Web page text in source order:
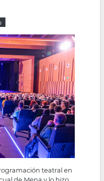
teatral en
de Mena y lo hizo